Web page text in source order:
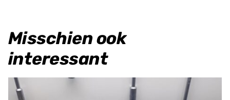
Misschien ook
interessant